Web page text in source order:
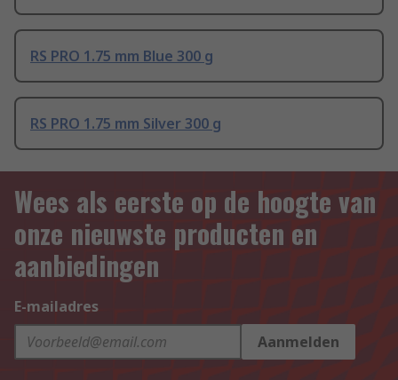
RS PRO 1.75 mm Blue 300 g
RS PRO 1.75 mm Silver 300 g
Wees als eerste op de hoogte van
onze nieuwste producten en
aanbiedingen
E-mailadres
Aanmelden